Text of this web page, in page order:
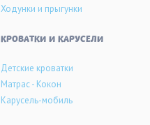
Ходунки и прыгунки
КРОВАТКИ И КАРУСЕЛИ
Детские кроватки
Матрас - Кокон
Карусель-мобиль